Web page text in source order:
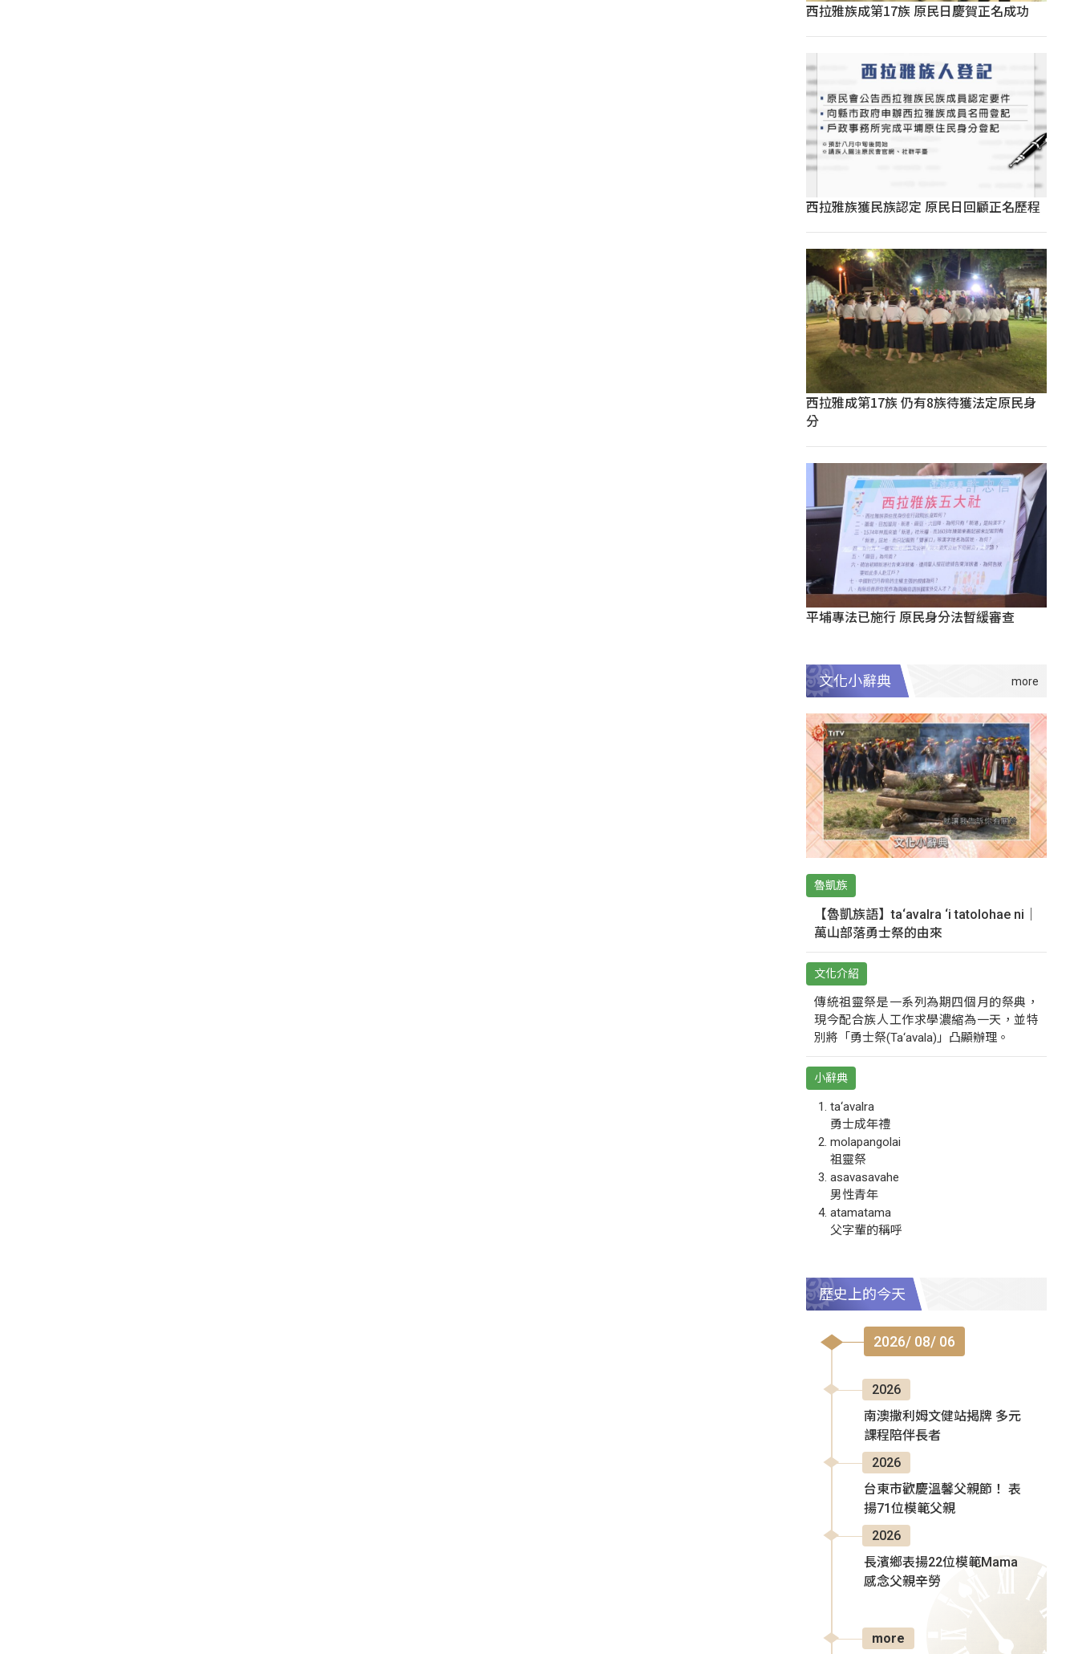
西拉雅族成第17族 原民日慶賀正名成功
西拉雅族獲民族認定 原民日回顧正名歷程
西拉雅成第17族 仍有8族待獲法定原民身
分
平埔專法已施行 原民身分法暫緩審查
文化小辭典
魯凱族
【魯凱族語】ta‘avalra ‘i tatolohae ni｜
萬山部落勇士祭的由來
文化介紹
傳統祖靈祭是一系列為期四個月的祭典，
現今配合族人工作求學濃縮為一天，並特
別將「勇士祭(Ta‘avala)」凸顯辦理。
小辭典
ta‘avalra
勇士成年禮
molapangolai
祖靈祭
asavasavahe
男性青年
atamatama
父字輩的稱呼
歷史上的今天
2026/ 08/ 06
2026
南澳撒利姆文健站揭牌 多元
課程陪伴長者
2026
台東市歡慶溫馨父親節！ 表
揚71位模範父親
2026
長濱鄉表揚22位模範Mama
感念父親辛勞
more